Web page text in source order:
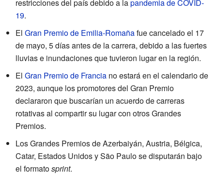
restricciones del país debido a lapandemia de COVID-
19.
El Gran Premio de Emilia-Romañafue cancelado el 17
de mayo, 5 días antes de la carrera, debido a las fuertes
lluvias e inundaciones que tuvieron lugar en la región.
El Gran Premio de Francia no estará en el calendario de
2023, aunque los promotores del Gran Premio
declararon que buscarían un acuerdo de carreras
rotativas al compartir su lugar con otros Grandes
Premios.
Los Grandes Premios de Azerbaiyán, Austria, Bélgica,
Catar, Estados Unidos y São Paulo se disputarán bajo
el formatosprint.